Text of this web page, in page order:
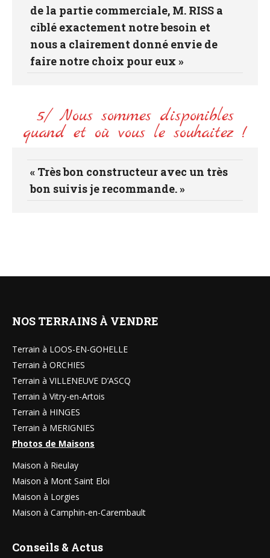
de la partie commerciale, M. RISS a
ciblé exactement notre besoin et
nous a clairement donné envie de
faire notre choix pour eux »
5/ Nous sommes disponibles
quand et où vous le souhaitez !
« Très bon constructeur avec un très
bon suivis je recommande. »
NOS TERRAINS À VENDRE
Terrain à LOOS-EN-GOHELLE
Terrain à ORCHIES
Terrain à VILLENEUVE D’ASCQ
Terrain à Vitry-en-Artois
Terrain à HINGES
Terrain à MERIGNIES
Photos de Maisons
Maison à Rieulay
Maison à Mont Saint Eloi
Maison à Lorgies
Maison à Camphin-en-Carembault
Conseils & Actus